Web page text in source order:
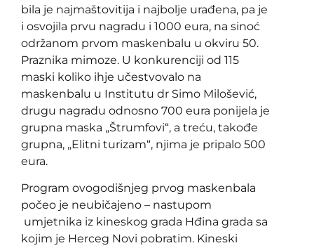
bila je najmaštovitija i najbolje urađena, pa je
i osvojila prvu nagradu i 1000 eura, na sinoć
održanom prvom maskenbalu u okviru 50.
Praznika mimoze. U konkurenciji od 115
maski koliko ihje učestvovalo na
maskenbalu u Institutu dr Simo Milošević,
drugu nagradu odnosno 700 eura ponijela je
grupna maska „Štrumfovi“, a treću, takođe
grupna, „Elitni turizam“, njima je pripalo 500
eura.
Program ovogodišnjeg prvog maskenbala
počeo je neubičajeno – nastupom
umjetnika iz kineskog grada Hđina grada sa
kojim je Herceg Novi pobratim. Kineski